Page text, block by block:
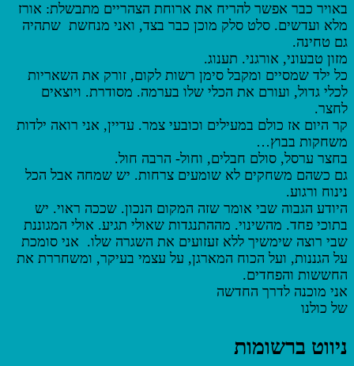
באויר כבר אפשר להריח את ארוחת הצהריים מתבשלת: אורז
מלא ועדשים. סלט סלק מוכן כבר בצד, ואני מנחשת שתהיה
גם טחינה.
מזון טבעוני, אורגני. תענוג.
כל ילד שמסיים ומקבל סימן רשות לקום, זורק את השאריות
לכלי גדול, ועורם את הכלי שלו בערמה. מסודרת. ויוצאים
לחצר.
קר היום אז כולם במעילים וכובעי צמר. עדיין, אני רואה ילדות
משחקות בבוץ…
בחצר ערסל, סולם חבלים, וחול- הרבה חול.
גם כשהם משחקים לא שומעים צרחות. יש שמחה אבל הכל
נינוח ורגוע.
היודע הגבוה שבי אומר שזה המקום הנכון. שככה ראוי. יש
בתוכי פחד. מהשינוי. מההתנגדות שאולי תגיע. אולי המגוננת
שבי רוצה שימשיך ללא זעזועים את השגרה שלו. אני סומכת
על הגננות, ועל הכוח המארגן, על עצמי בעיקר, ומשחררת את
החששות והפחדים.
אני מוכנה לדרך החדשה
של כולנו
ניווט ברשומות